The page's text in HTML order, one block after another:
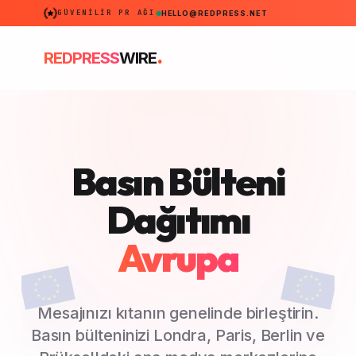
GÜVENILIR PR AĞI HELLO@REDPRESS.NET
REDPRESSWIRE.
Basın Bülteni
Dağıtımı
Avrupa
Mesajınızı kıtanın genelinde birleştirin.
Basın bülteninizi Londra, Paris, Berlin ve